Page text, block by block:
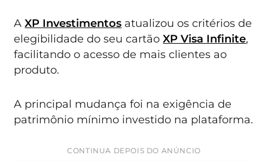
AXP Investimentos atualizou os critérios de
elegibilidade do seu cartãoXP Visa Infinite,
facilitando o acesso de mais clientes ao
produto.
A principal mudança foi na exigência de
patrimônio mínimo investido na plataforma.
CONTINUA DEPOIS DO ANÚNCIO